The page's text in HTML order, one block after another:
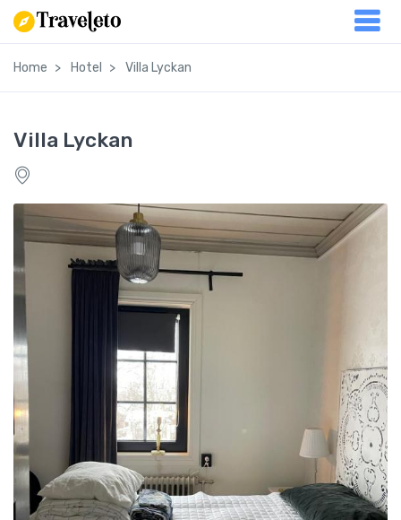
Home Hotel Villa Lyckan
Villa Lyckan